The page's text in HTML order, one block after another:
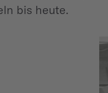
bis heute.